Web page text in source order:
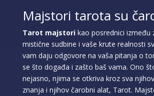
Majstori tarota su
Tarot majstorikao posrednici između
mistične sudbine i vaše krute realnosti
vam daju odgovore na vaša pitanja o
se što događa i zašto baš vama. Ono
nejasno, njima se otkriva kroz sva
znanja i njihov čarobni alat, Tarot.